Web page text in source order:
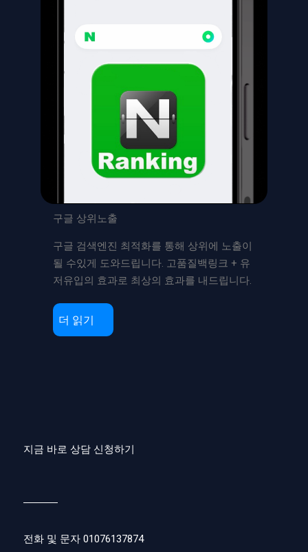
구글 상위노출
구글 검색엔진 최적화를 통해 상위에 노출이
될 수있게 도와드립니다. 고품질백링크 + 유
저유입의 효과로 최상의 효과를 내드립니다.
더 읽기
지금 바로 상담 신청하기
전화 및 문자 01076137874